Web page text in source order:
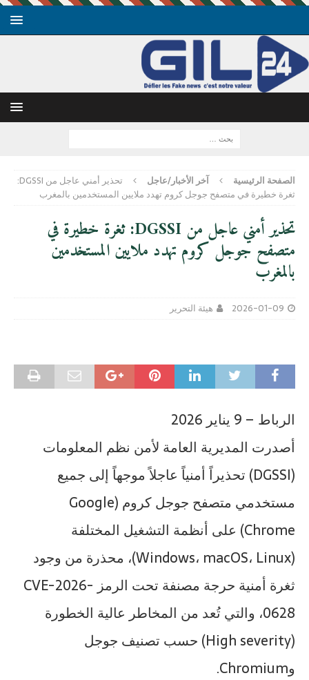
الصفحة الرئيسية آخر الأخبار/عاجل
تحذير أمني عاجل من DGSSI:
ثغرة خطيرة في متصفح جوجل كروم تهدد ملايين المستخدمين بالمغرب
تحذير أمني عاجل من DGSSI: ثغرة خطيرة في
متصفح جوجل كروم تهدد ملايين المستخدمين
بالمغرب
2026-01-09 هيئة التحرير
الرباط – 9 يناير 2026
أصدرت المديرية العامة لأمن نظم المعلومات
(DGSSI) تحذيراً أمنياً عاجلاً موجهاً إلى جميع
مستخدمي متصفح جوجل كروم (Google
Chrome) على أنظمة التشغيل المختلفة
(Windows، macOS، Linux)، محذرة من وجود
ثغرة أمنية حرجة مصنفة تحت الرمز CVE-2026-
0628، والتي تُعد من المخاطر عالية الخطورة
(High severity) حسب تصنيف جوجل
وChromium.